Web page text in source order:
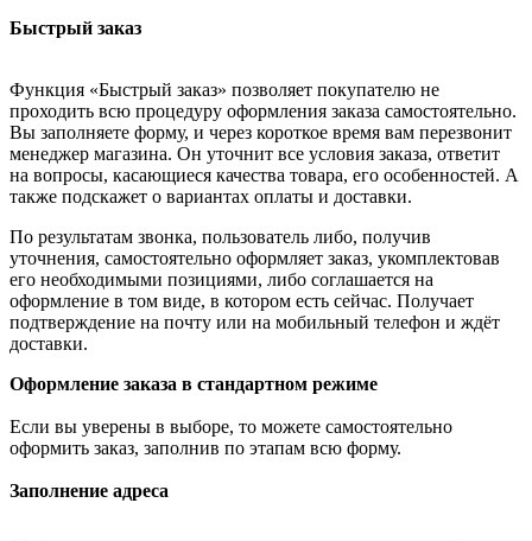
Быстрый заказ
Функция «Быстрый заказ» позволяет покупателю не
проходить всю процедуру оформления заказа самостоятельно.
Вы заполняете форму, и через короткое время вам перезвонит
менеджер магазина. Он уточнит все условия заказа, ответит
на вопросы, касающиеся качества товара, его особенностей. А
также подскажет о вариантах оплаты и доставки.
По результатам звонка, пользователь либо, получив
уточнения, самостоятельно оформляет заказ, укомплектовав
его необходимыми позициями, либо соглашается на
оформление в том виде, в котором есть сейчас. Получает
подтверждение на почту или на мобильный телефон и ждёт
доставки.
Оформление заказа в стандартном режиме
Если вы уверены в выборе, то можете самостоятельно
оформить заказ, заполнив по этапам всю форму.
Заполнение адреса